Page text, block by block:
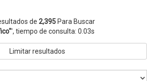
de 2,395 Para Buscar
', tiempo de consulta: 0.03s
Limitar resultados